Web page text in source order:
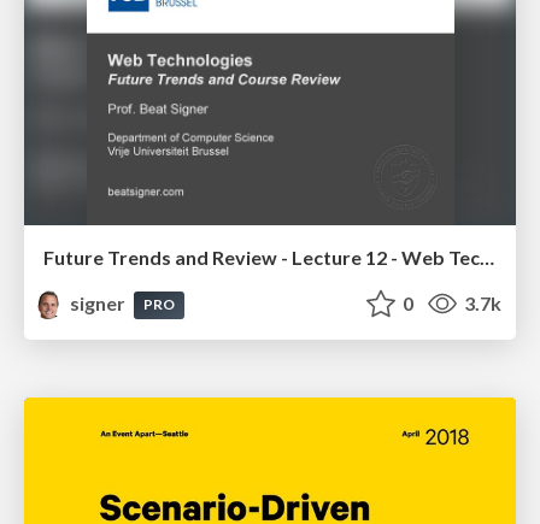
Future Trends and Review - Lecture 12 - Web Technologies (1019888BNR)
signer
PRO 0 3.7k